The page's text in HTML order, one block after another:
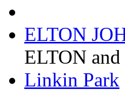
ELTON
ELTON
Linkin Park